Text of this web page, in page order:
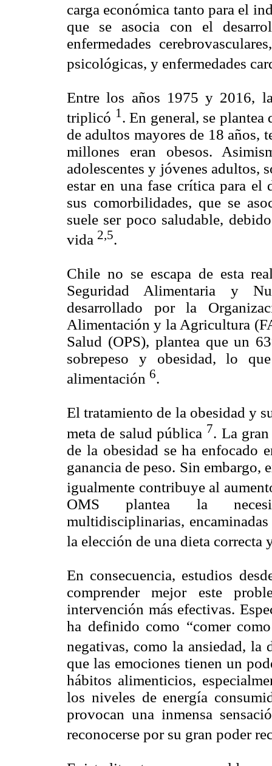
carga económica tanto para el
que se asocia con el
enfermedades
psicológicas, y enfermedades
Entre los años 1975 y 2016,
triplicó 1 . En general, se
de adultos mayores de 18 años,
millones eran obesos.
adolescentes y jóvenes adultos,
estar en una fase crítica para
sus comorbilidades, que se
suele ser poco saludable,
vida 2,5.
Chile no se escapa de esta
Seguridad Alimentaria y
desarrollado por la
Alimentación y la Agricultura
Salud (OPS), plantea que un
sobrepeso y obesidad, lo
alimentación 6.
El tratamiento de la obesidad y
meta de salud pública 7. La
de la obesidad se ha enfocado
ganancia de peso. Sin
igualmente contribuye al
OMS plantea la
multidisciplinarias,
la elección de una dieta
En consecuencia, estudios
comprender mejor este
intervención más efectivas.
ha definido como “comer
negativas, como la ansiedad,
que las emociones tienen un
hábitos alimenticios,
los niveles de energía
provocan una inmensa
reconocerse por su gran poder